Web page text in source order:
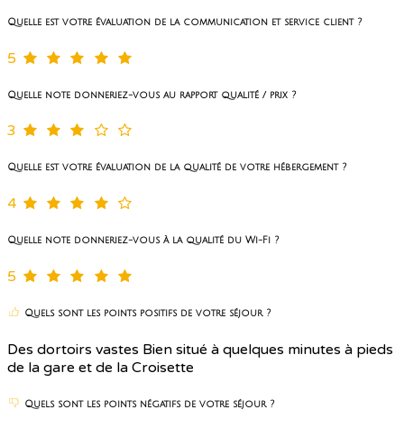
Quelle est votre évaluation de la communication et service client ?
5
Quelle note donneriez-vous au rapport qualité / prix ?
3
Quelle est votre évaluation de la qualité de votre hébergement ?
4
Quelle note donneriez-vous à la qualité du Wi-Fi ?
5
Quels sont les points positifs de votre séjour ?
Des dortoirs vastes Bien situé à quelques minutes à pieds
de la gare et de la Croisette
Quels sont les points négatifs de votre séjour ?